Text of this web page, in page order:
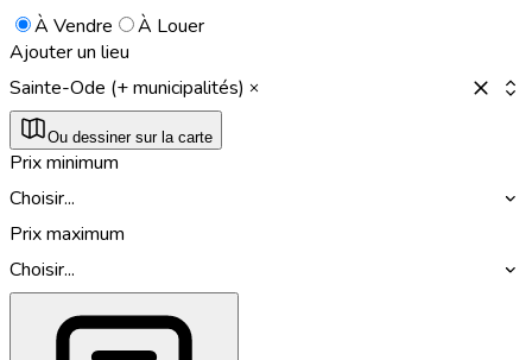
À Vendre
À Louer
Ajouter un lieu
Sainte-Ode (+ municipalités)
Ou dessiner sur la carte
Prix minimum
Choisir...
Prix maximum
Choisir...